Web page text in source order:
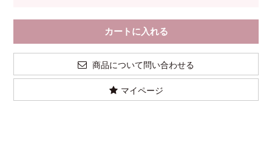
商品について問い合わせる
マイページ